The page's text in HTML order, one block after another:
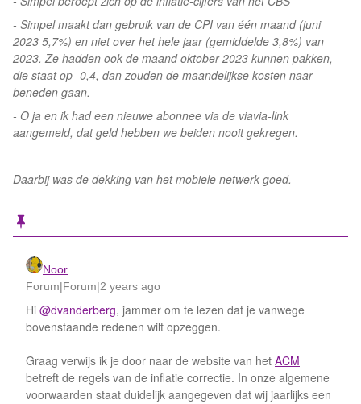
- Simpel maakt dan gebruik van de CPI van één maand (juni
2023 5,7%) en niet over het hele jaar (gemiddelde 3,8%) van
2023. Ze hadden ook de maand oktober 2023 kunnen pakken,
die staat op -0,4, dan zouden de maandelijkse kosten naar
beneden gaan.
- O ja en ik had een nieuwe abonnee via de viavia-link
aangemeld, dat geld hebben we beiden nooit gekregen.
Daarbij was de dekking van het mobiele netwerk goed.
Noor
Forum|Forum|2 years ago
Hi @dvanderberg, jammer om te lezen dat je vanwege
bovenstaande redenen wilt opzeggen.
Graag verwijs ik je door naar de website van het ACM
betreft de regels van de inflatie correctie. In onze algemene
voorwaarden staat duidelijk aangegeven dat wij jaarlijks een